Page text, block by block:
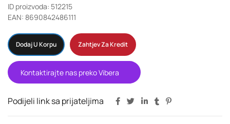
ID proizvoda: 512215
EAN: 8690842486111
Dodaj U Korpu Zahtjev Za Kredit
Kontaktirajte nas preko Vibera
Podijeli link sa prijateljima